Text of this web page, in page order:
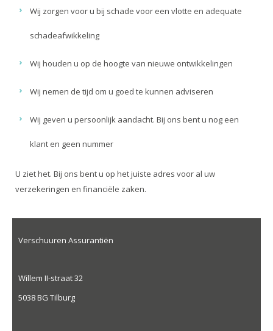
Wij zorgen voor u bij schade voor een vlotte en adequate
schadeafwikkeling
Wij houden u op de hoogte van nieuwe ontwikkelingen
Wij nemen de tijd om u goed te kunnen adviseren
Wij geven u persoonlijk aandacht. Bij ons bent u nog een
klant en geen nummer
U ziet het. Bij ons bent u op het juiste adres voor al uw
verzekeringen en financiële zaken.
Verschuuren Assurantiën
Willem II-straat 32
5038 BG Tilburg